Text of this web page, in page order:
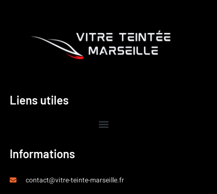
Liens utiles
Informations
contact@vitre-teinte-marseille.fr